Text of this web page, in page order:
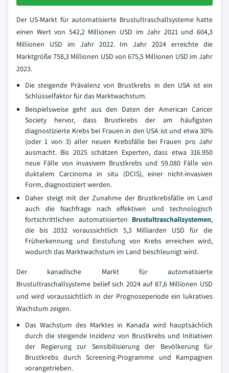
Der US-Markt für automatisierte Brustultraschallsysteme hatte
einen Wert von 542,2 Millionen USD im Jahr 2021 und 604,3
Millionen USD im Jahr 2022. Im Jahr 2024 erreichte die
Marktgröße 758,3 Millionen USD von 675,5 Millionen USD im Jahr
2023.
Die steigende Prävalenz von Brustkrebs in den USA ist ein
Schlüsselfaktor für das Marktwachstum.
Beispielsweise geht aus den Daten der American Cancer
Society hervor, dass Brustkrebs der am häufigsten
diagnostizierte Krebs bei Frauen in den USA ist und etwa 30%
(oder 1 von 3) aller neuen Krebsfälle bei Frauen pro Jahr
ausmacht. Bis 2025 schätzen Experten, dass etwa 316.950
neue Fälle von invasivem Brustkrebs und 59.080 Fälle von
duktalem Carcinoma in situ (DCIS), einer nicht-invasiven
Form, diagnostiziert werden.
Daher steigt mit der Zunahme der Brustkrebsfälle im Land
auch die Nachfrage nach effektiven und technologisch
fortschrittlichen automatisierten Brustultraschallsystemen,
die bis 2032 voraussichtlich 5,3 Milliarden USD für die
Früherkennung und Einstufung von Krebs erreichen wird,
wodurch das Marktwachstum im Land beschleunigt wird.
Der kanadische Markt für automatisierte
Brustultraschallsysteme belief sich 2024 auf 87,6 Millionen USD
und wird voraussichtlich in der Prognoseperiode ein lukratives
Wachstum zeigen.
Das Wachstum des Marktes in Kanada wird hauptsächlich
durch die steigende Inzidenz von Brustkrebs und Initiativen
der Regierung zur Sensibilisierung der Bevölkerung für
Brustkrebs durch Screening-Programme und Kampagnen
vorangetrieben.